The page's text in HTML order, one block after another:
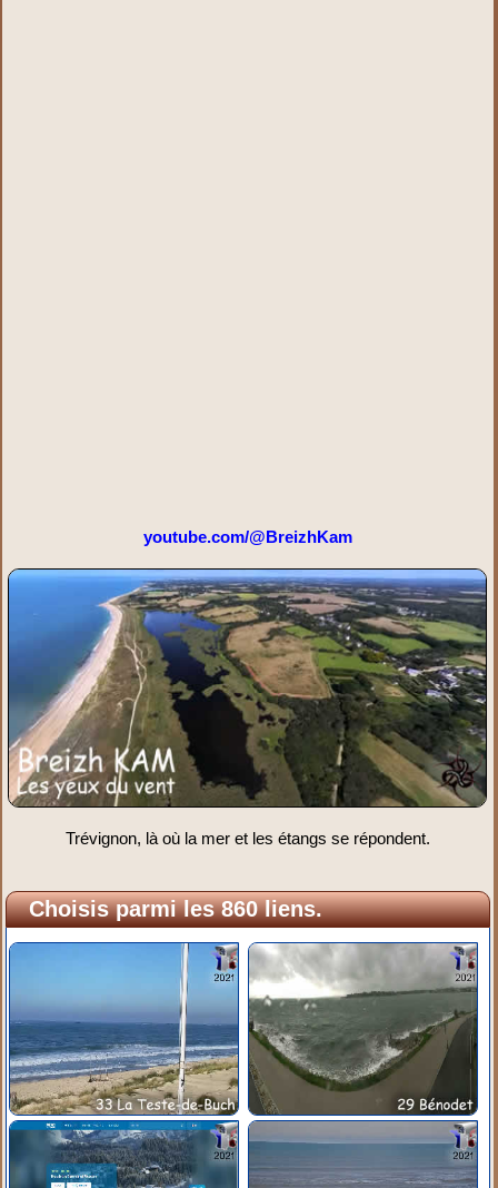
youtube.com/@BreizhKam
Trévignon, là où la mer et les étangs se répondent.
Choisis parmi les 860 liens.